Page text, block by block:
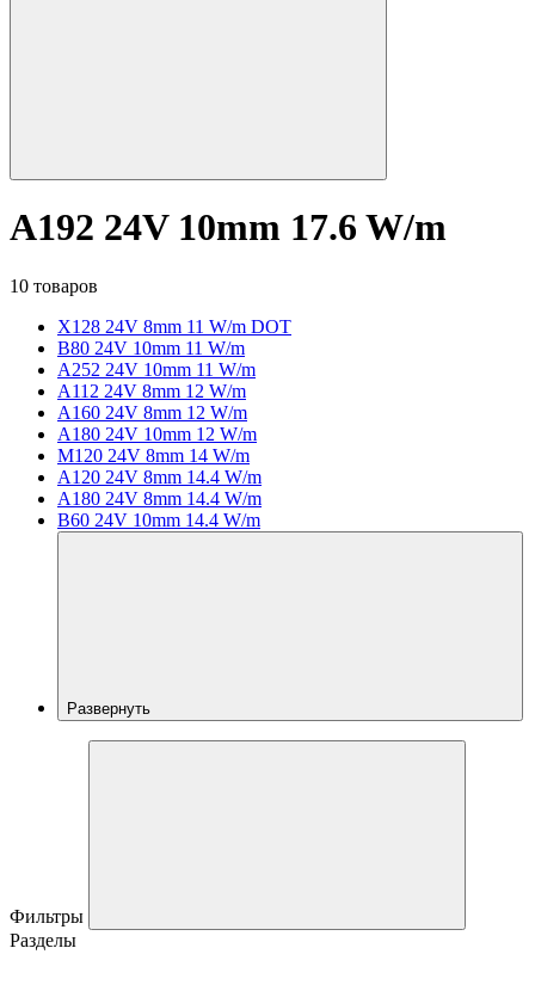
A192 24V 10mm 17.6 W/m
10 товаров
X128 24V 8mm 11 W/m DOT
B80 24V 10mm 11 W/m
A252 24V 10mm 11 W/m
A112 24V 8mm 12 W/m
A160 24V 8mm 12 W/m
A180 24V 10mm 12 W/m
M120 24V 8mm 14 W/m
A120 24V 8mm 14.4 W/m
A180 24V 8mm 14.4 W/m
B60 24V 10mm 14.4 W/m
Развернуть
Фильтры
Разделы